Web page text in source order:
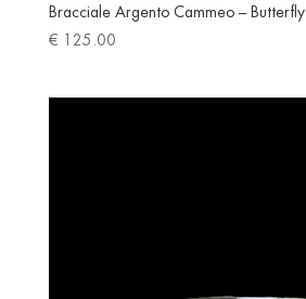
Bracciale Argento Cammeo – Butterfly
€ 125.00